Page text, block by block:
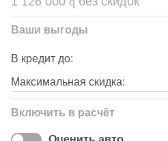
Ваши выгоды
В кредит до:
Максимальная скидка:
Включить в расчёт